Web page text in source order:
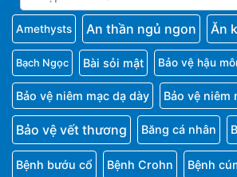
Amethysts An thần ngủ ngon Ăn
Bạch Ngọc Bài sỏi mật Bảo vệ hậu
Bảo vệ niêm mạc dạ dày Bảo vệ niêm
Bảo vệ vết thương Băng cá nhân